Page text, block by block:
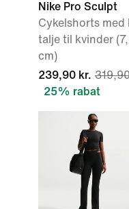
Nike Pro Sculpt
Cykelshorts med
talje til kvinder
cm)
239,90 kr.
25% rabat